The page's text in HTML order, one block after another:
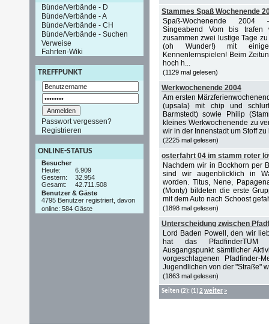
Bünde/Verbände - D
Bünde/Verbände - A
Bünde/Verbände - CH
Bünde/Verbände - Suchen
Verweise
Fahrten-Wiki
TREFFPUNKT
Passwort vergessen?
Registrieren
ONLINE-STATUS
Besucher
Heute:
6.909
Gestern:
32.954
Gesamt:
42.711.508
Benutzer & Gäste
4795 Benutzer registriert, davon
online: 584 Gäste
Stammes Spaß Wochenende
Spaß-Wochenende
Singeabend Vom bis
zusammen zwei lustige Tage
(oh Wunder!) mit
Kennenlernspielen! Beim
hoch h...
(1129 mal gelesen)
Werkwochenende 2004
Am ersten
(upsala) mit chip und
Barmstedt) sowie Philip
kleines Werkwochenende zu
wir in der Innenstadt um Stoff zu
(2225 mal gelesen)
osterfahrt 04 im stamm roter
Nachdem wir in Bockhorn per
sind wir augenblicklich in
worden. Titus, Nene,
(Monty) bildeten die erste
mit dem Auto nach Schoost
(1898 mal gelesen)
Unterscheidung zwischen
Lord Baden Powell, den wir
hat das
Ausgangspunkt sämtlicher
vorgeschlagenen Pfadfinder-
Jugendlichen von der "Straße"
(1863 mal gelesen)
Seiten(2): (1)2 weiter >